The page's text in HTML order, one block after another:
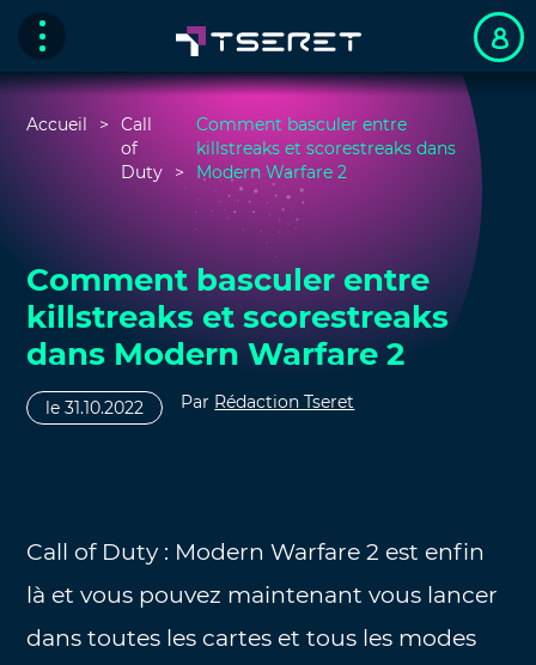
Accueil
Call
of
Duty
Comment basculer entre
killstreaks et scorestreaks dans
Modern Warfare 2
Comment basculer entre
killstreaks et scorestreaks
dans Modern Warfare 2
le 31.10.2022 Par Rédaction Tseret
Call of Duty : Modern Warfare 2 est enfin
là et vous pouvez maintenant vous lancer
dans toutes les cartes et tous les modes